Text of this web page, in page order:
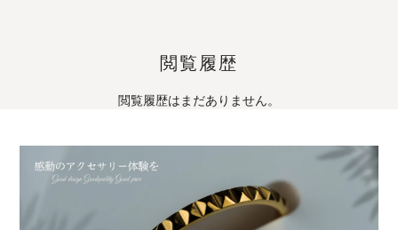
閲覧履歴
閲覧履歴はまだありません。